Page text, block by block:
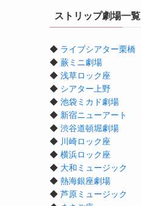
ストリップ劇場一覧
◆ ライブシアター栗橋
◆ 蕨ミニ劇場
◆ 浅草ロック座
◆ シアター上野
◆ 池袋ミカド劇場
◆ 新宿ニューアート
◆ 渋谷道頓堀劇場
◆ 川崎ロック座
◆ 横浜ロック座
◆ 大和ミュージック
◆ 熱海銀座劇場
◆ 芦原ミュージック